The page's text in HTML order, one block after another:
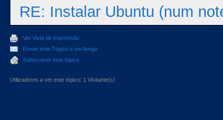
RE: Instalar Ubuntu (num
Ver Vista de Impressão
Enviar este Tópico a um Amigo
Subscrever este tópico
Utilizadores a ver este tópico: 1 Visitante(s)